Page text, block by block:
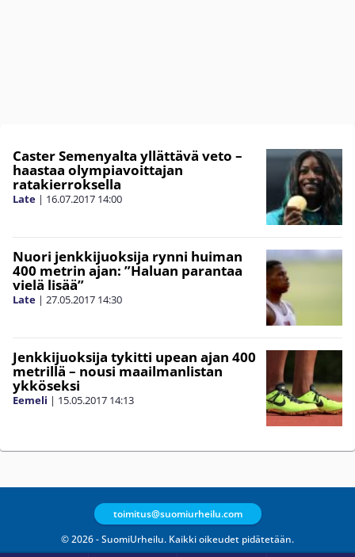
Caster Semenyalta yllättävä veto –
haastaa olympiavoittajan
ratakierroksella
Late | 16.07.2017 14:00
Nuori jenkkijuoksija rynni huiman
400 metrin ajan: ”Haluan parantaa
vielä lisää”
Late | 27.05.2017 14:30
Jenkkijuoksija tykitti upean ajan 400
metrillä – nousi maailmanlistan
ykköseksi
Eemeli | 15.05.2017 14:13
© 2026 - SuomiUrheilu. Kaikki oikeudet pidätetään.
toimitus@suomiurheilu.com